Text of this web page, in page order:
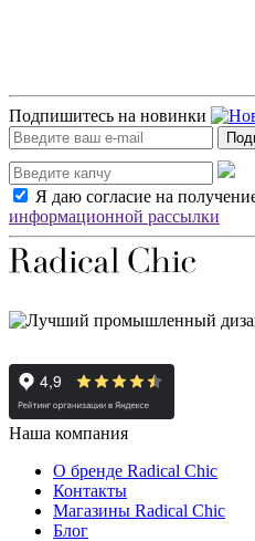
Подпишитесь на новинки
Я даю согласие на
информационной рассылки
Наша компания
О бренде Radical Chic
Контакты
Магазины Radical Chic
Блог